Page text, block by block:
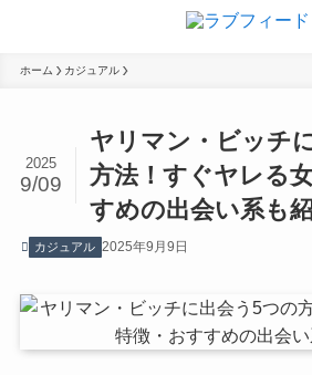
ホーム カジュアル
ヤリマン・ビッチ
方法！すぐヤレる
すめの出会い系も
2025
9/09
カジュアル 2025年9月9日